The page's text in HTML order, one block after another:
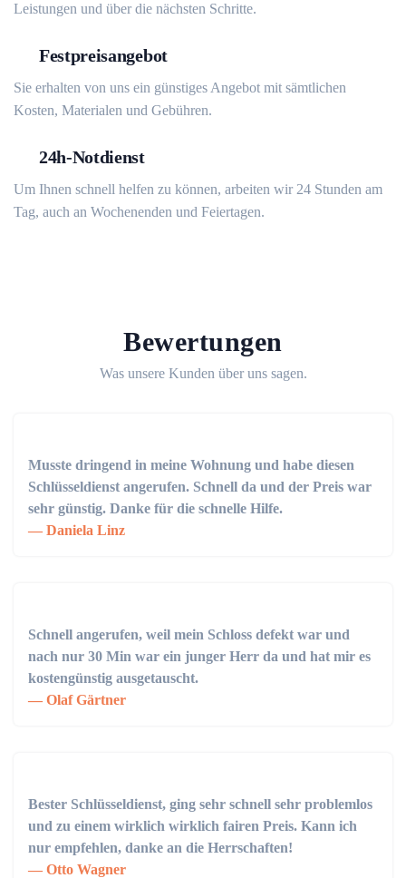
Leistungen und über die nächsten Schritte.
Festpreisangebot
Sie erhalten von uns ein günstiges Angebot mit sämtlichen
Kosten, Materialen und Gebühren.
24h-Notdienst
Um Ihnen schnell helfen zu können, arbeiten wir 24 Stunden am
Tag, auch an Wochenenden und Feiertagen.
Bewertungen
Was unsere Kunden über uns sagen.
Musste dringend in meine Wohnung und habe diesen
Schlüsseldienst angerufen. Schnell da und der Preis war
sehr günstig. Danke für die schnelle Hilfe.
Daniela Linz
Schnell angerufen, weil mein Schloss defekt war und
nach nur 30 Min war ein junger Herr da und hat mir es
kostengünstig ausgetauscht.
Olaf Gärtner
Bester Schlüsseldienst, ging sehr schnell sehr problemlos
und zu einem wirklich wirklich fairen Preis. Kann ich
nur empfehlen, danke an die Herrschaften!
Otto Wagner